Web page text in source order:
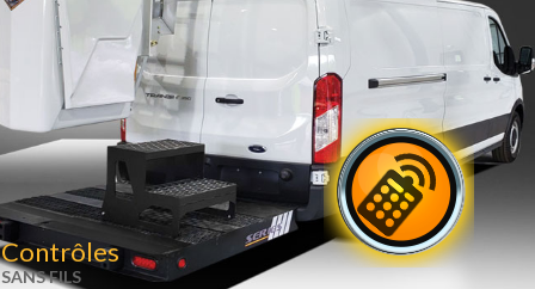
Contrôles
SANS FILS